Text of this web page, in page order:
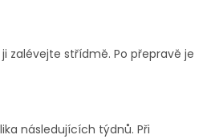
zalévejte střídmě. Po přepravě je
následujících týdnů. Při